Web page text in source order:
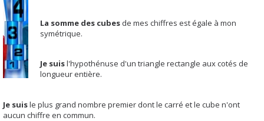
La somme des cubes de mes chiffres est égale à mon
symétrique.
Je suisl'hypothénuse d'un triangle rectangle aux cotés de
longueur entière.
Je suisle plus grand nombre premier dont le carré et le cube n'ont
aucun chiffre en commun.